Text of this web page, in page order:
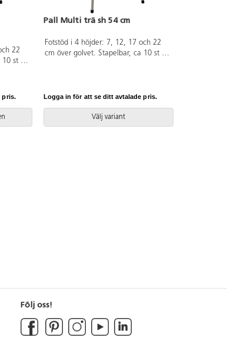
22
st på
pris.
Pall Multi trä sh 54 cm
Fotstöd i 4 höjder: 7, 12, 17 och 22
cm över golvet. Stapelbar, ca 10 st på
Logga in för att se ditt avtalade pris.
Välj variant
Följ oss!